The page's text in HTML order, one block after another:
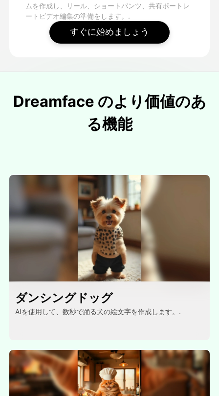
ムを作成し、リール、ショートパンツ、共有ポートレ
ートビデオ編集の準備をします。.
すぐに始めましょう
Dreamface のより価値のあ
る機能
ダンシングドッグ
AIを使用して、数秒で踊る犬の絵文字を作成します。.